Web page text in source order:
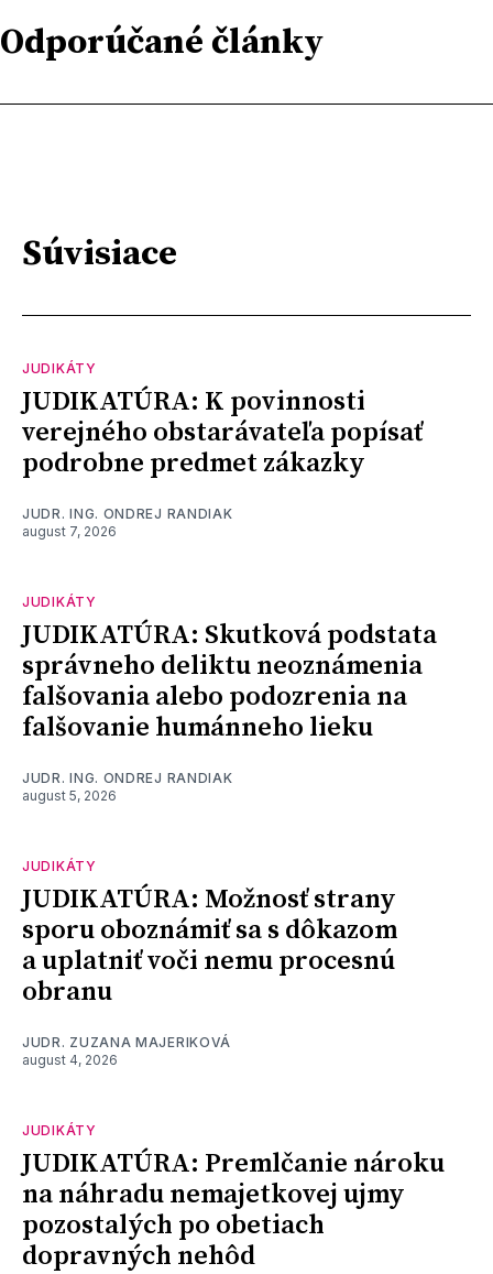
Odporúčané články
Súvisiace
JUDIKÁTY
JUDIKATÚRA: K povinnosti
verejného obstarávateľa popísať
podrobne predmet zákazky
JUDR. ING. ONDREJ RANDIAK
august 7, 2026
JUDIKÁTY
JUDIKATÚRA: Skutková podstata
správneho deliktu neoznámenia
falšovania alebo podozrenia na
falšovanie humánneho lieku
JUDR. ING. ONDREJ RANDIAK
august 5, 2026
JUDIKÁTY
JUDIKATÚRA: Možnosť strany
sporu oboznámiť sa s dôkazom
a uplatniť voči nemu procesnú
obranu
JUDR. ZUZANA MAJERIKOVÁ
august 4, 2026
JUDIKÁTY
JUDIKATÚRA: Premlčanie nároku
na náhradu nemajetkovej ujmy
pozostalých po obetiach
dopravných nehôd